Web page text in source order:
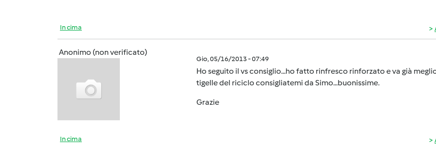
In cima
Anonimo (non verificato)
Gio, 05/16/2013 - 07:49
Ho seguito il vs consiglio...ho fatto rinfresco rinforzato e va già
tigelle del riciclo consigliatemi da Simo...buonissime.
Grazie
In cima